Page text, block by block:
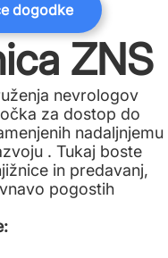
dogodke
ZNS
nevrologov
za dostop do
nadaljnjemu
. Tukaj boste
in predavanj,
pogostih